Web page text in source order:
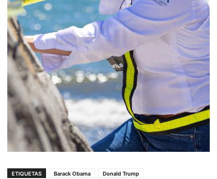
ETIQUETAS Barack Obama
Donald Trump